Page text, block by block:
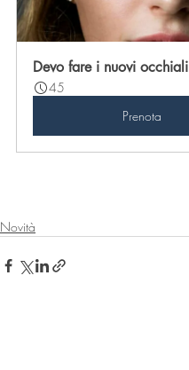
Devo fare i nuovi occhiali
45
Prenota
Novità